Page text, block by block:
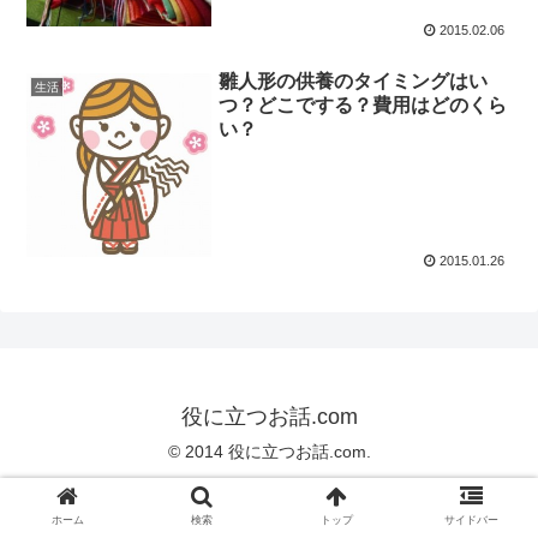
2015.02.06
生活
雛人形の供養のタイミングはい
つ？どこでする？費用はどのくら
い？
2015.01.26
役に立つお話.com
© 2014 役に立つお話.com.
ホーム 検索 トップ サイドバー